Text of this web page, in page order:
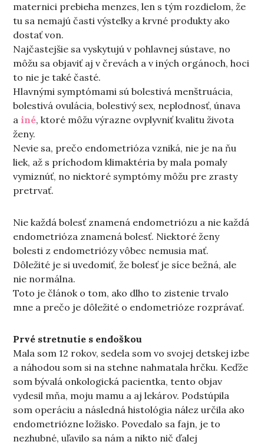
maternici prebieha menzes, len s tým rozdielom, že
tu sa nemajú časti výstelky a krvné produkty ako
dostať von.
Najčastejšie sa vyskytujú v pohlavnej sústave, no
môžu sa objaviť aj v črevách a v iných orgánoch, hoci
to nie je také časté.
Hlavnými symptómami sú bolestivá menštruácia,
bolestivá ovulácia, bolestivý sex, neplodnosť, únava
a iné, ktoré môžu výrazne ovplyvniť kvalitu života
ženy.
Nevie sa, prečo endometrióza vzniká, nie je na ňu
liek, až s príchodom klimaktéria by mala pomaly
vymiznúť, no niektoré symptómy môžu pre zrasty
pretrvať.
Nie každá bolesť znamená endometriózu a nie každá
endometrióza znamená bolesť. Niektoré ženy
bolesti z endometriózy vôbec nemusia mať.
Dôležité je si uvedomiť, že bolesť je síce bežná, ale
nie normálna.
Toto je článok o tom, ako dlho to zistenie trvalo
mne a prečo je dôležité o endometrióze rozprávať.
Prvé stretnutie s endoškou
Mala som 12 rokov, sedela som vo svojej detskej izbe
a náhodou som si na stehne nahmatala hrčku. Keďže
som bývalá onkologická pacientka, tento objav
vydesil mňa, moju mamu a aj lekárov. Podstúpila
som operáciu a následná histológia nález určila ako
endometriózne ložisko. Povedalo sa fajn, je to
nezhubné, uľavilo sa nám a nikto nič ďalej